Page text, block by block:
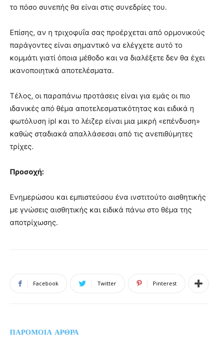
το πόσο συνεπής θα είναι στις συνεδρίες του.
Επίσης, αν η τριχοφυΐα σας προέρχεται από ορμονικούς
παράγοντες είναι σημαντικό να ελέγχετε αυτό το
κομμάτι γιατί όποια μέθοδο και να διαλέξετε δεν θα έχει
ικανοποιητικά αποτελέσματα.
Τέλος, οι παραπάνω προτάσεις είναι για εμάς οι πιο
ιδανικές από θέμα αποτελεσματικότητας και ειδικά η
φωτόλυση ipl και το λέιζερ είναι μια μικρή «επένδυση»
καθώς σταδιακά απαλλάσεσαι από τις ανεπιθύμητες
τρίχες.
Προσοχή:
Ενημερώσου και εμπιστεύσου ένα ινστιτούτο αισθητικής
με γνώσεις αισθητικής και ειδικά πάνω στο θέμα της
αποτρίχωσης.
Facebook Twitter Pinterest
ΠΑΡΟΜΟΙΑ ΑΡΘΡΑ